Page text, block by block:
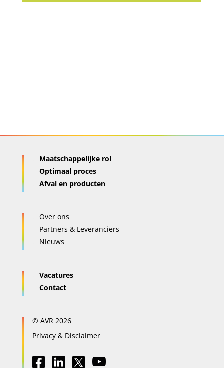
Maatschappelijke rol
Optimaal proces
Afval en producten
Over ons
Partners & Leveranciers
Nieuws
Vacatures
Contact
© AVR 2026
Privacy & Disclaimer